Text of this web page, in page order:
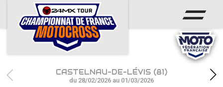
ACCUEIL
ACTUS
CALENDRIER
RÉSULTATSCASTELNAU-DE-LÉVIS (81)
du 28/02/2026 au 01/03/2026